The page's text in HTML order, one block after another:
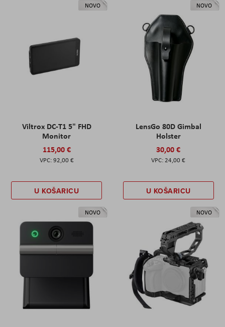
NOVO
Viltrox DC-T1 5" FHD
Monitor
115,00 €
92,00 €
U KOŠARICU
NOVO
LensGo 80D Gimbal
Holster
30,00 €
24,00 €
U KOŠARICU
NOVO NOVO